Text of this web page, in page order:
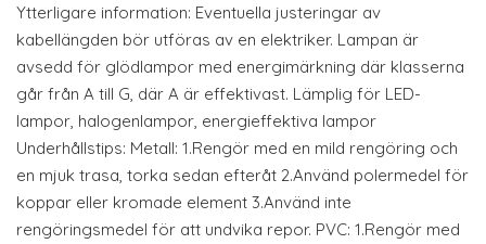
Ytterligare information: Eventuella justeringar av
kabellängden bör utföras av en elektriker. Lampan är
avsedd för glödlampor med energimärkning där klasserna
går från A till G, där A är effektivast. Lämplig för LED-
lampor, halogenlampor, energieffektiva lampor
Underhållstips: Metall: 1.Rengör med en mild rengöring och
en mjuk trasa, torka sedan efteråt 2.Använd polermedel för
koppar eller kromade element 3.Använd inte
rengöringsmedel för att undvika repor. PVC: 1.Rengör med